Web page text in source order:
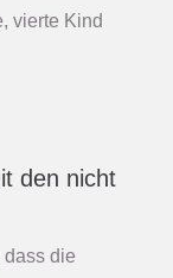
vierte Kind
den nicht
dass die